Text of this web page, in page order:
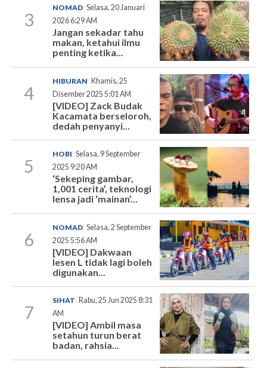
3
NOMAD Selasa, 20 Januari
2026 6:29 AM
Jangan sekadar tahu
makan, ketahui ilmu
penting ketika...
4
HIBURAN Khamis, 25
Disember 2025 5:01 AM
[VIDEO] Zack Budak
Kacamata berseloroh,
dedah penyanyi...
5
HOBI Selasa, 9 September
2025 9:20 AM
‘Sekeping gambar,
1,001 cerita’, teknologi
lensa jadi ‘mainan’...
6
NOMAD Selasa, 2 September
2025 5:56 AM
[VIDEO] Dakwaan
lesen L tidak lagi boleh
digunakan...
7
SIHAT Rabu, 25 Jun 2025 8:31
AM
[VIDEO] Ambil masa
setahun turun berat
badan, rahsia...